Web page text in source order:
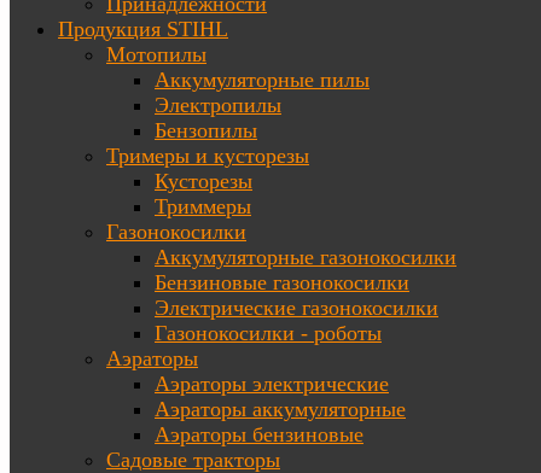
Продукция STIHL
Мотопилы
Аккумуляторные пилы
Электропилы
Бензопилы
Тримеры и кусторезы
Кусторезы
Триммеры
Газонокосилки
Аккумуляторные газонокосилки
Бензиновые газонокосилки
Электрические газонокосилки
Газонокосилки - роботы
Аэраторы
Аэраторы электрические
Аэраторы аккумуляторные
Аэраторы бензиновые
Садовые тракторы